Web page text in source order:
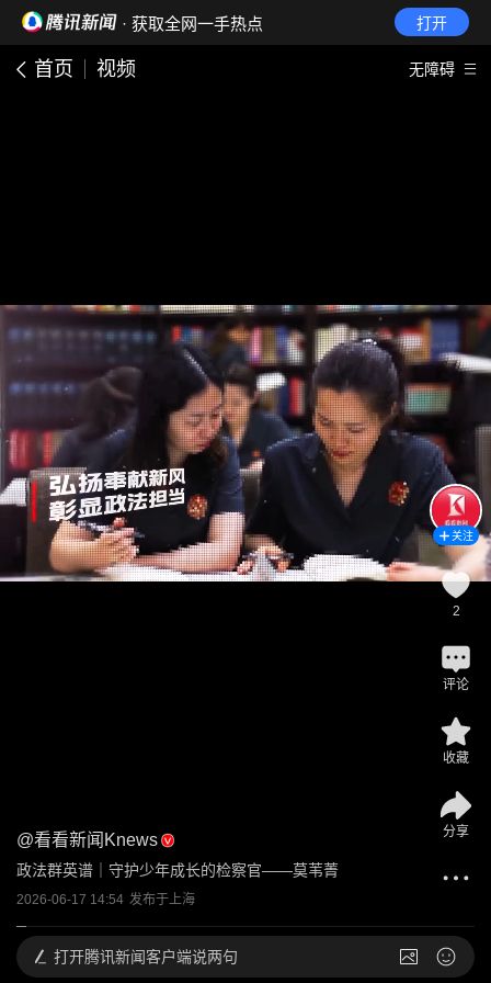
· 获取全网一手热点 打开
首页 视频 无障碍
@看看新闻Knews
政法群英谱｜守护少年成长的检察官——莫苇菁
2026-06-17 14:54 发布于上海
关注
2
评论
收藏
分享
打开腾讯新闻客户端说两句